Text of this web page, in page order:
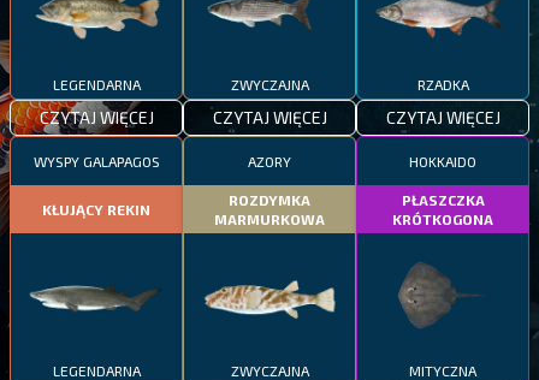
LEGENDARNA
CZYTAJ WIĘCEJ
ZWYCZAJNA
CZYTAJ WIĘCEJ
RZADKA
CZYTAJ WIĘCEJ
WYSPY GALAPAGOS
KŁUJĄCY REKIN
LEGENDARNA
AZORY
ROZDYMKA
MARMURKOWA
ZWYCZAJNA
HOKKAIDO
PŁASZCZKA
KRÓTKOGONA
MITYCZNA